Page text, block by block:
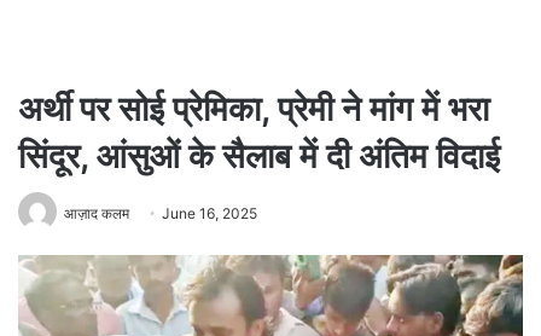
अर्थी पर सोई प्रेमिका, प्रेमी ने मांग में भरा
सिंदूर, आंसुओं के सैलाब में दी अंतिम विदाई
आज़ाद कलम June 16, 2025